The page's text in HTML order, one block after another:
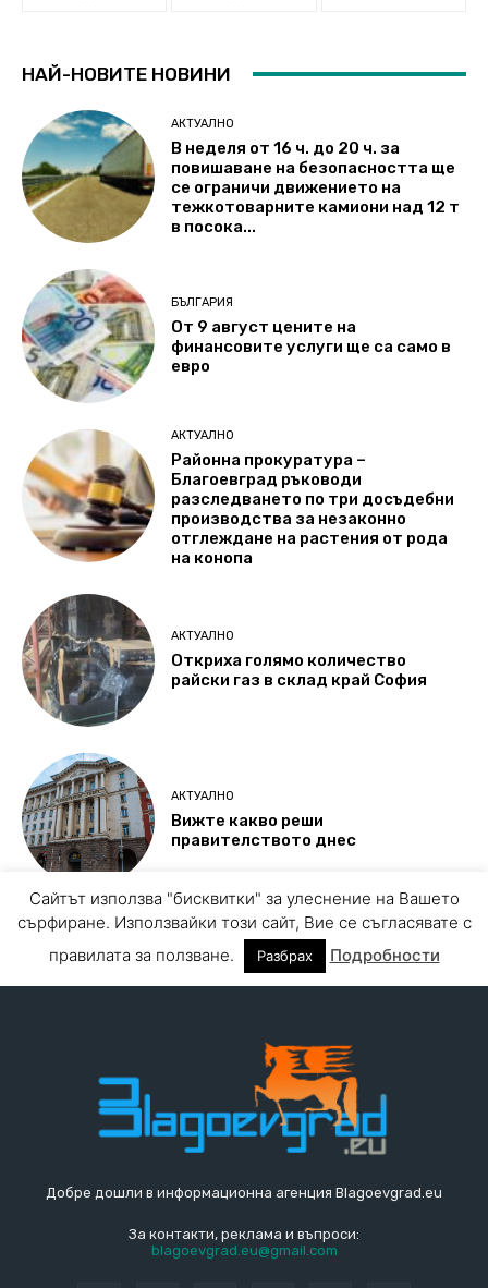
Добре дошли в информационна агенция Blagoevgrad.eu
За контакти, реклама и въпроси:
blagoevgrad.eu@gmail.com